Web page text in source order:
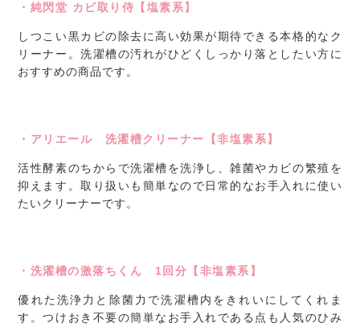
・純閃堂 カビ取り侍【塩素系】
しつこい黒カビの除去に高い効果が期待できる本格的なク
リーナー。洗濯槽の汚れがひどくしっかり落としたい方に
おすすめの商品です。
・アリエール 洗濯槽クリーナー【非塩素系】
活性酵素のちからで洗濯槽を洗浄し、雑菌やカビの繁殖を
抑えます。取り扱いも簡単なので日常的なお手入れに使い
たいクリーナーです。
・洗濯槽の激落ちくん 1回分【非塩素系】
優れた洗浄力と除菌力で洗濯槽内をきれいにしてくれま
す。つけおき不要の簡単なお手入れである点も人気のひみ